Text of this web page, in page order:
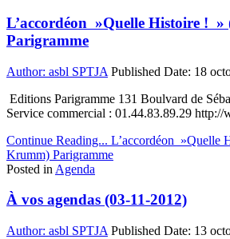
L’accordéon »Quelle Histoire !
Parigramme
Author: asbl SPTJA Published Date: 18
Editions Parigramme 131 Boulvard de
Service commercial : 01.44.83.89.29
Continue Reading... L’accordéon »Quelle
Krumm) Parigramme
Posted in Agenda
À vos agendas (03-11-2012)
Author: asbl SPTJA Published Date: 13